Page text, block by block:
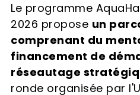
Le programme
2026 propose un
comprenant du
financement de
réseautage
ronde organisée par